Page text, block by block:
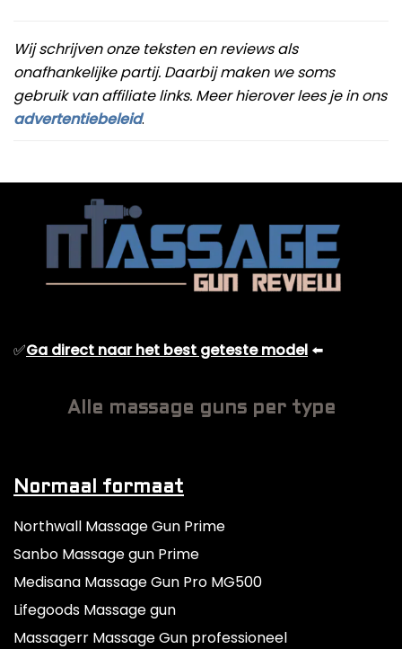
Wij schrijven onze teksten en reviews als
onafhankelijke partij. Daarbij maken we soms
gebruik van affiliate links. Meer hierover lees je in ons
advertentiebeleid.
✅Ga direct naar het best geteste model ⬅️
Alle massage guns per type
Normaal formaat
Northwall Massage Gun Prime
Sanbo Massage gun Prime
Medisana Massage Gun Pro MG500
Lifegoods Massage gun
Massagerr Massage Gun professioneel